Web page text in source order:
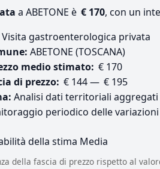
a ABETONE è € 170, con un
Visita gastroenterologica privata
ABETONE (TOSCANA)
medio stimato: € 170
di prezzo: € 144 — € 195
Analisi dati territoriali aggregati
periodico delle
della stima Media
della fascia di prezzo rispetto al